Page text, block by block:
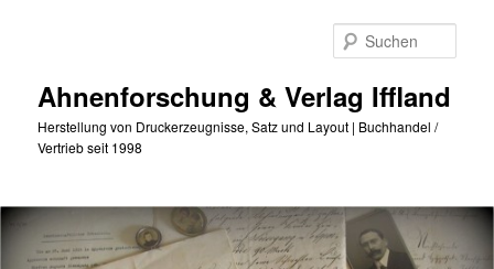
Ahnenforschung & Verlag Iffland
Herstellung von Druckerzeugnisse, Satz und Layout | Buchhandel /
Vertrieb seit 1998